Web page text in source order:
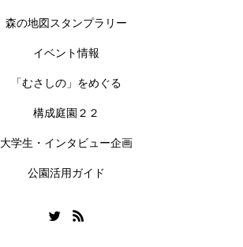
森の地図スタンプラリー
イベント情報
「むさしの」をめぐる
構成庭園２２
大学生・インタビュー企画
公園活用ガイド